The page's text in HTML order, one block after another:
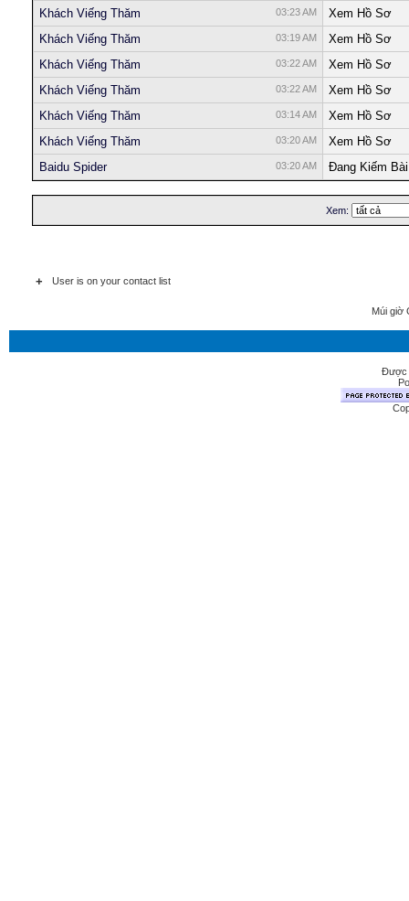
03:23 AM
Khách Viếng Thăm Xem Hồ Sơ
03:19 AM
Khách Viếng Thăm Xem Hồ Sơ
03:22 AM
Khách Viếng Thăm Xem Hồ Sơ
03:22 AM
Khách Viếng Thăm Xem Hồ Sơ
03:14 AM
Khách Viếng Thăm Xem Hồ Sơ
03:20 AM
Khách Viếng Thăm Xem Hồ Sơ
03:20 AM
Baidu Spider Ðang Kiếm Bài
Xem:
+ User is on your contact list
Múi giờ
Được